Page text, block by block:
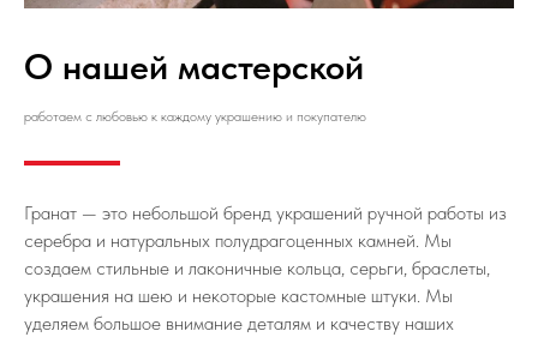
О нашей мастерской
работаем с любовью к каждому украшению и покупателю
Гранат — это небольшой бренд украшений ручной работы из
серебра и натуральных полудрагоценных камней. Мы
создаем стильные и лаконичные кольца, серьги, браслеты,
украшения на шею и некоторые кастомные штуки. Мы
уделяем большое внимание деталям и качеству наших